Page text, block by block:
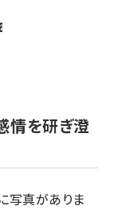
情を研ぎ澄
写真がありま